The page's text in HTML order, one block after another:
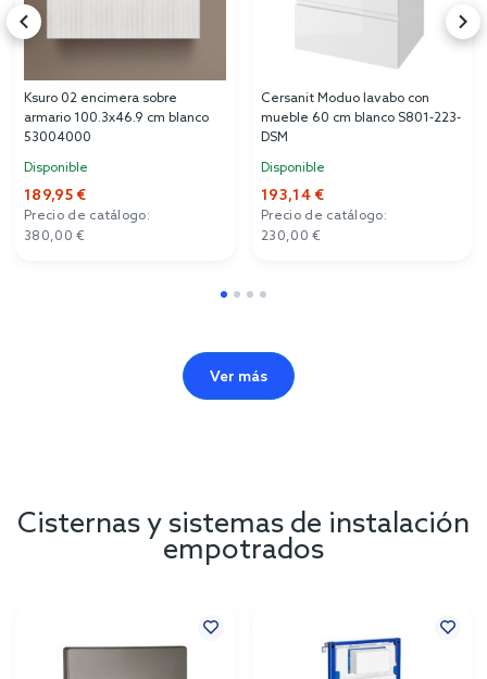
Ksuro 02 encimera sobre
armario 100.3x46.9 cm blanco
53004000
Disponible
189,95 €
Precio de catálogo:
380,00 €
Cersanit Moduo lavabo con
mueble 60 cm blanco S801-223-
DSM
Disponible
193,14 €
Precio de catálogo:
230,00 €
Ver más
Cisternas y sistemas de instalación
empotrados